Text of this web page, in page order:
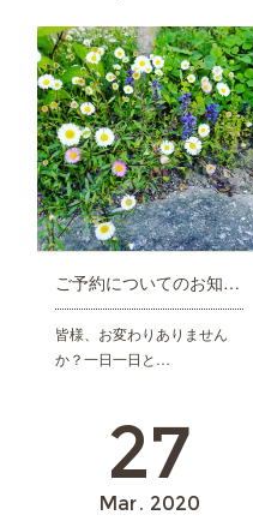
ご予約についてのお知らせ
皆様、お変わりありません
か？一日一日と…
27
Mar 2020